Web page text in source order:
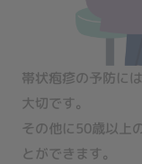
帯状疱疹の予防に
大切です。
その他に50歳以上
とができます。